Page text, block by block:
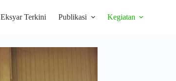
Eksyar Terkini Publikasi Kegiatan